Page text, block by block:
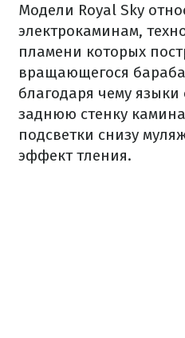
Модели Royal Sky
электрокаминам,
пламени которых
вращающегося
благодаря чему
заднюю стенку
подсветки снизу
эффект тления.